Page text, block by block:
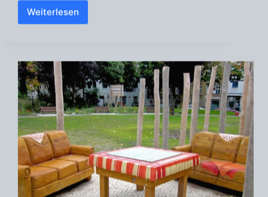
Weiterlesen
Herka
4